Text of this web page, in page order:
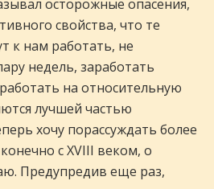
осторожные опасения,
свойства, что те
к нам работать, не
недель, заработать
на относительную
лучшей частью
хочу порассуждать более
с XVIII веком, о
Предупредив еще раз,